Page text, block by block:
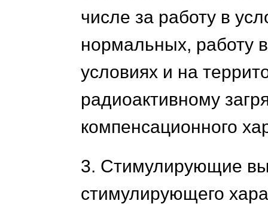
числе за работу в
нормальных, работу
условиях и на
радиоактивному
компенсационного
3. Стимулирующие
стимулирующего